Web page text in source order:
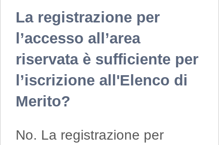
La registrazione per
l’accesso all’area
riservata è sufficiente per
l’iscrizione all'Elenco di
Merito?
No. La registrazione per